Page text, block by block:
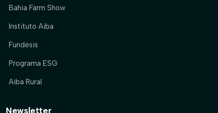
Bahia Farm Show
Instituto Aiba
Fundesis
Programa ESG
Aiba Rural
Newsletter